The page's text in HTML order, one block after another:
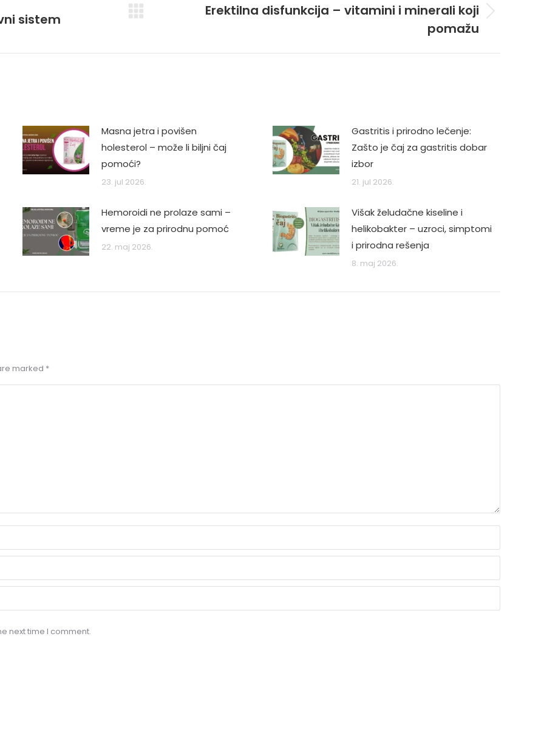
sistem
Erektilna disfunkcija – vitamini i minerali koji
pomažu
Masna jetra i povišen
holesterol – može li biljni čaj
pomoći?
23. jul 2026.
Gastritis i prirodno lečenje:
Zašto je čaj za gastritis dobar
izbor
21. jul 2026.
Hemoroidi ne prolaze sami –
vreme je za prirodnu pomoć
22. maj 2026.
Višak želudačne kiseline i
helikobakter – uzroci, simptomi
i prirodna rešenja
8. maj 2026.
marked *
next time I comment.